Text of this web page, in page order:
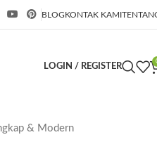
BLOGKONTAK KAMI
LOGIN / REGISTER
& Modern